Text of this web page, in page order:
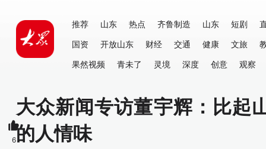
推荐 山东 热点 齐鲁制造 山东 短剧
国资
开放山东 财经 交通 健康 文旅
果然视频
青未了 灵境 深度 创意 观察
大众新闻专访董宇辉：比起
的人情味
6